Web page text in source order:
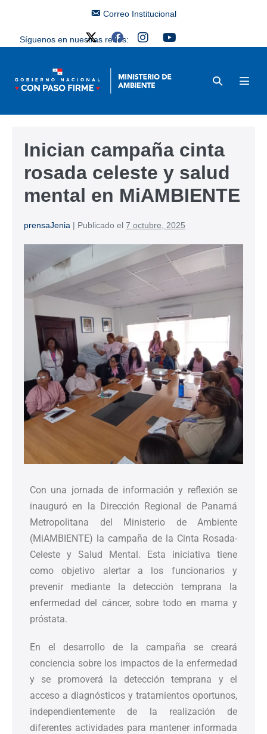
Correo Institucional
Síguenos en nuestras redes:
Inician campaña cinta
rosada celeste y salud
mental en MiAMBIENTE
prensaJenia | Publicado el 7 octubre, 2025
Con una jornada de información y reflexión se
inauguró en la Dirección Regional de Panamá
Metropolitana del Ministerio de Ambiente
(MiAMBIENTE) la campaña de la Cinta Rosada-
Celeste y Salud Mental. Esta iniciativa tiene
como objetivo alertar a los funcionarios y
prevenir mediante la detección temprana la
enfermedad del cáncer, sobre todo en mama y
próstata.
En el desarrollo de la campaña se creará
conciencia sobre los impactos de la enfermedad
y se promoverá la detección temprana y el
acceso a diagnósticos y tratamientos oportunos,
independientemente de la realización de
diferentes actividades para mantener informada